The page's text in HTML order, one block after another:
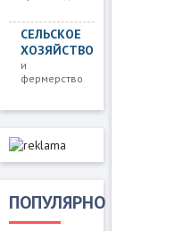
СЕЛЬСКОЕ
ХОЗЯЙСТВО
и
фермерство
ПОПУЛЯРНО